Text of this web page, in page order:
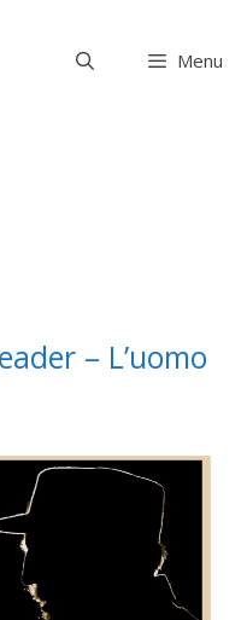
Menu
– L’uomo